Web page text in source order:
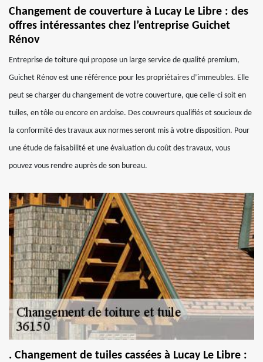
Changement de couverture à Lucay Le Libre : des
offres intéressantes chez l’entreprise Guichet
Rénov
Entreprise de toiture qui propose un large service de qualité premium,
Guichet Rénov est une référence pour les propriétaires d’immeubles. Elle
peut se charger du changement de votre couverture, que celle-ci soit en
tuiles, en tôle ou encore en ardoise. Des couvreurs qualifiés et soucieux de
la conformité des travaux aux normes seront mis à votre disposition. Pour
une étude de faisabilité et une évaluation du coût des travaux, vous
pouvez vous rendre auprès de son bureau.
. Changement de tuiles cassées à Lucay Le Libre :